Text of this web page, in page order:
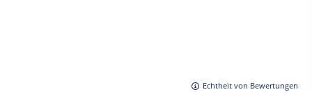
Echtheit von Bewertungen